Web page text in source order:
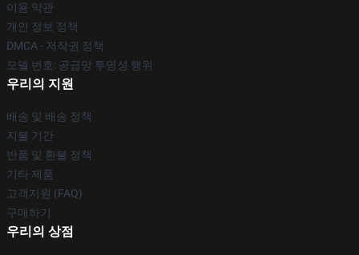
이용 약관
개인 정보 정책
DMCA - 저작권 정책
모델 번호: 공급망 투명성 행위
우리의 지원
배송 및 배송 정책
지불 기간
반품 및 환불 정책
기타 제품
고객지원 (FAQ)
구매하기
우리의 상점